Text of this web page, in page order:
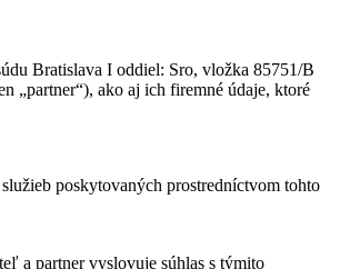
Bratislava I oddiel: Sro, vložka 85751/B
„partner“), ako aj ich firemné údaje, ktoré
poskytovaných prostredníctvom tohto
a partner vyslovuje súhlas s týmito